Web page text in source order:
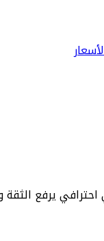
احترافي يرفع